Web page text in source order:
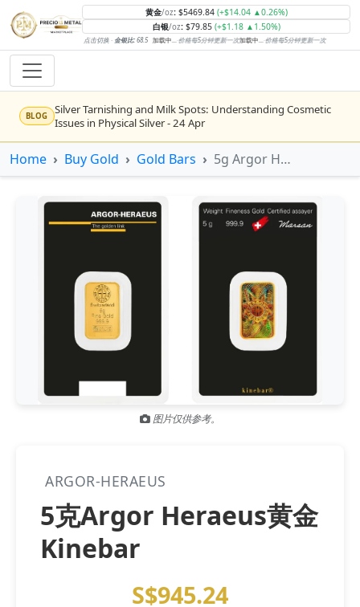
黄金/oz: $5469.84 (+$14.04 ▲0.26%)
白银/oz: $79.85 (+$1.18 ▲1.50%)
点击切换 · 金银比:68.5 加载中... 价格每5分钟更新一次加载中... 价格每5分钟更新一次
BLOG
Silver Tarnishing and Milk Spots: Understanding Cosmetic
Issues in Physical Silver - 24 Apr
NEWS
Rising inflation may push real rates lower, setting the stage
for gold's next rally - WisdomTree’s Shah (Kitco 9 Jun 2026)
BLOG
Gold vs Silver: Understanding the Gold‑to‑Silver Ratio - 24
Sachs (Kitco - 20 May)
Bars or Coins? Minted or Cast Bars? Brands?? - 23 Apr
Silver’s ‘great rotation’: Tech selloff to fuel rush into
precious metals, says Jen Bawden (Kitco - 20 May)
Gold and silver’s historic rally could resume ‘as fog of war
Central banks ‘scoop up a load’ of gold in bumpy first
Home Buy Gold Gold Bars 5g Argor Heraeus Gold Kinebar
图片仅供参考。
ARGOR-HERAEUS
5克Argor Heraeus黄金
Kinebar
S$945.24